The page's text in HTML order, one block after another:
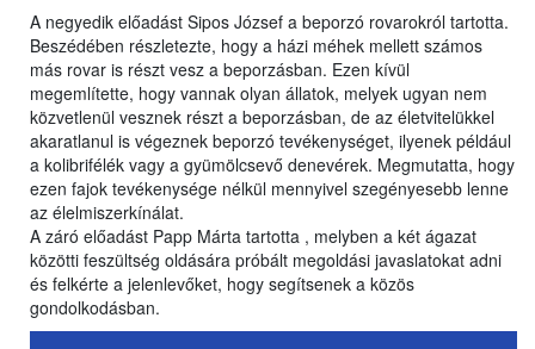
A negyedik előadást Sipos József a beporzó rovarokról tartotta.
Beszédében részletezte, hogy a házi méhek mellett számos
más rovar is részt vesz a beporzásban. Ezen kívül
megemlítette, hogy vannak olyan állatok, melyek ugyan nem
közvetlenül vesznek részt a beporzásban, de az életvitelükkel
akaratlanul is végeznek beporzó tevékenységet, ilyenek például
a kolibrifélék vagy a gyümölcsevő denevérek. Megmutatta, hogy
ezen fajok tevékenysége nélkül mennyivel szegényesebb lenne
az élelmiszerkínálat.
A záró előadást Papp Márta tartotta , melyben a két ágazat
közötti feszültség oldására próbált megoldási javaslatokat adni
és felkérte a jelenlevőket, hogy segítsenek a közös
gondolkodásban.